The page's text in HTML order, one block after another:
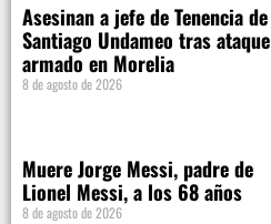
Asesinan a jefe de Tenencia de
Santiago Undameo tras ataque
armado en Morelia
8 de agosto de 2026
Muere Jorge Messi, padre de
Lionel Messi, a los 68 años
8 de agosto de 2026